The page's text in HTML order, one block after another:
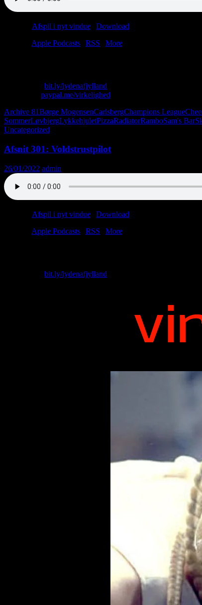
Afspil i nyt vindue Download
Apple Podcasts RSS
More
bit.ly/lydenafjylland
paypal.me/virkelighed
Archive 81Børge MogensenCarlsbergChampions League
SommerLøvbjergLykkehjuletPizzaRadiatorRamboSam's Bar
Uncategorized
Afsnit 301: Voldstrustpilot
26/01/2022 admin
Afspil i nyt vindue Download
Apple Podcasts RSS
More
bit.ly/lydenafjylland